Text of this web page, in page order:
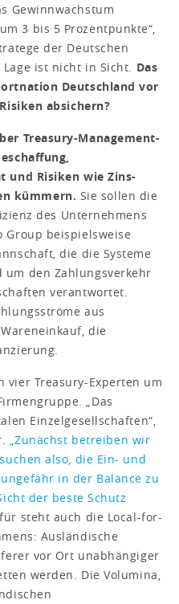
Gewinnwachstum
3 bis 5 Prozentpunkte“,
der Deutschen
ist nicht in Sicht. Das
Deutschland vor
absichern?
Treasury-Management-
und Risiken wie Zins-
kümmern. Sie sollen die
des Unternehmens
Group beispielsweise
die die Systeme
um den Zahlungsverkehr
verantwortet.
aus
die
vier Treasury-Experten um
„Das
Einzelgesellschaften“,
„Zunächst betreiben wir
also, die Ein- und
in der Balance zu
der beste Schutz
steht auch die Local-for-
Ausländische
vor Ort unabhängiger
werden. Die Volumina,